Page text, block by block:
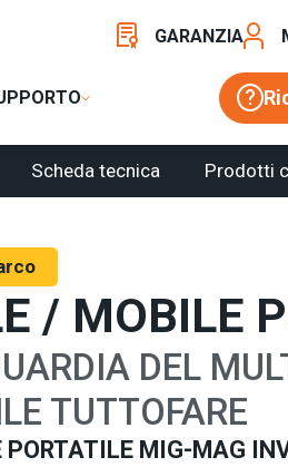
GARANZIA
/ MOBILE
DEL
TUTTOFARE
MIG-MAG